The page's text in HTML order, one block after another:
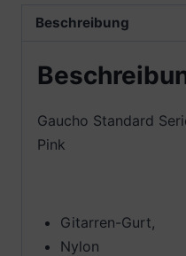
Beschreibung
Gaucho Standard
Pink
Gitarren-Gurt,
Nylon